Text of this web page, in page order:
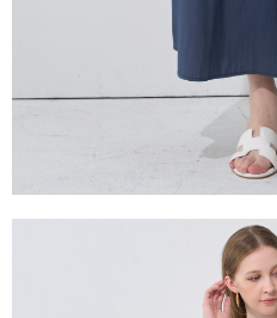
２．關於個人資料處理事宜，請瀏覽以
https://aftee.tw/terms/#terms3
３．未成年的使用者請事先徵得法定
「AFTEE先享後付」，若未經同意申
任。
４．使用「AFTEE先享後付」時，將
時審查核予不同之上限額度；若仍有
５．嚴禁一人註冊多個帳號或使用他